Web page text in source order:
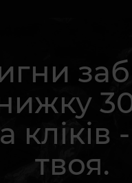
кліків
твоя.